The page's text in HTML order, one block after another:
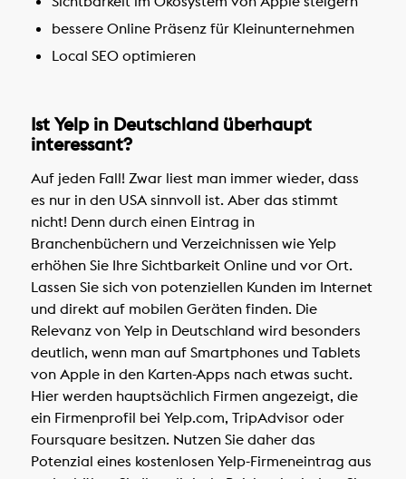
bessere Online Präsenz für Kleinunternehmen
Local SEO optimieren
Ist Yelp in Deutschland überhaupt
interessant?
Auf jeden Fall! Zwar liest man immer wieder, dass
es nur in den USA sinnvoll ist. Aber das stimmt
nicht! Denn durch einen Eintrag in
Branchenbüchern und Verzeichnissen wie Yelp
erhöhen Sie Ihre Sichtbarkeit Online und vor Ort.
Lassen Sie sich von potenziellen Kunden im Internet
und direkt auf mobilen Geräten finden. Die
Relevanz von Yelp in Deutschland wird besonders
deutlich, wenn man auf Smartphones und Tablets
von Apple in den Karten-Apps nach etwas sucht.
Hier werden hauptsächlich Firmen angezeigt, die
ein Firmenprofil bei Yelp.com, TripAdvisor oder
Foursquare besitzen. Nutzen Sie daher das
Potenzial eines kostenlosen Yelp-Firmeneintrag aus